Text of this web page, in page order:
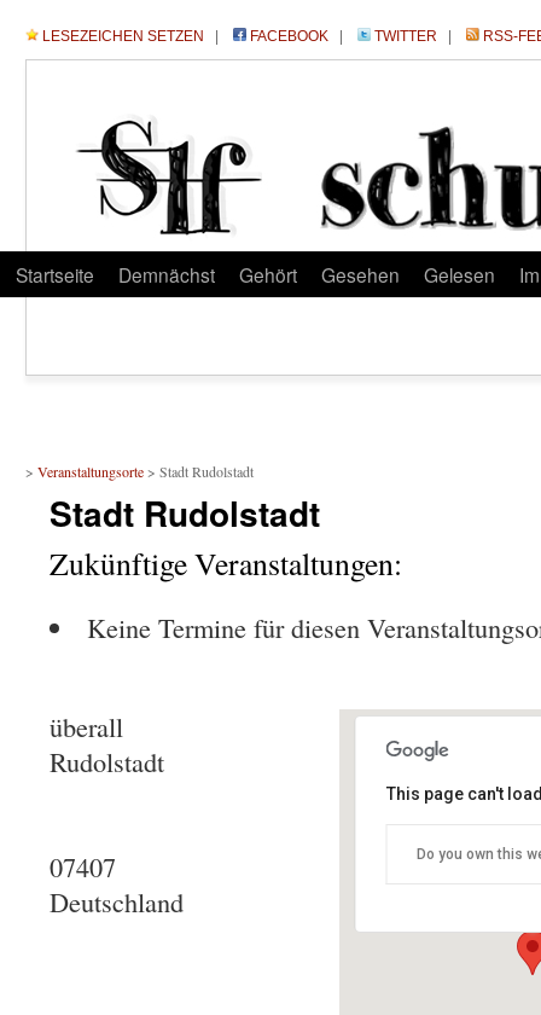
LESEZEICHEN SETZEN FACEBOOK TWITTER RSS-
Startseite Demnächst Gehört Gesehen Gelesen
> Veranstaltungsorte> Stadt Rudolstadt
Stadt Rudolstadt
Zukünftige Veranstaltungen:
Keine Termine für diesen
Stadt
Details
This page can't
Do you own this
überall
Rudolstadt
07407
Deutschland